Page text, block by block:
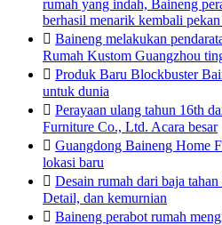
rumah yang indah, Baineng
berhasil menarik kembali
 Baineng melakukan
Rumah Kustom Guangzhou
 Produk Baru Blockbuster
untuk dunia
 Perayaan ulang tahun 16th
Furniture Co., Ltd. Acara besar
 Guangdong Baineng Home
lokasi baru
 Desain rumah dari baja
Detail, dan kemurnian
 Baineng perabot rumah